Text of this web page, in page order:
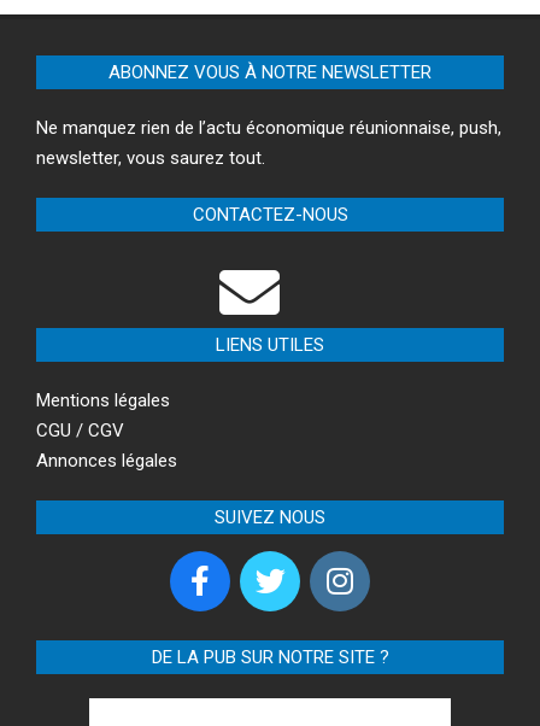
ABONNEZ VOUS À NOTRE NEWSLETTER
Ne manquez rien de l’actu économique réunionnaise, push,
newsletter, vous saurez tout.
CONTACTEZ-NOUS
LIENS UTILES
Mentions légales
CGU / CGV
Annonces légales
SUIVEZ NOUS
DE LA PUB SUR NOTRE SITE ?